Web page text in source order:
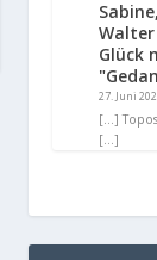
Glück
27. Juni
[…]
[…]